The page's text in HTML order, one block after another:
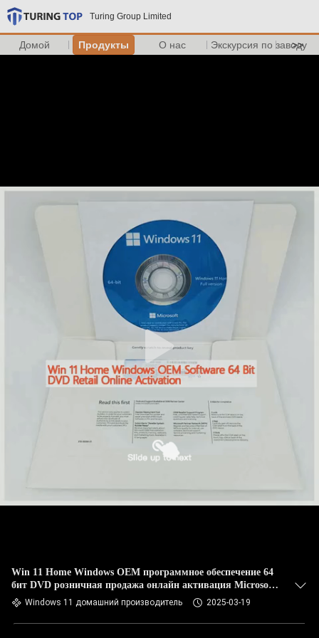
Turing Group Limited
Домой Продукты О нас Экскурсия по заводу
>>
Win 11 Home Windows OEM программное обеспечение 64
бит DVD розничная продажа онлайн активация Microsoft
сертифицирован
Windows 11 домашний производитель 2025-03-19